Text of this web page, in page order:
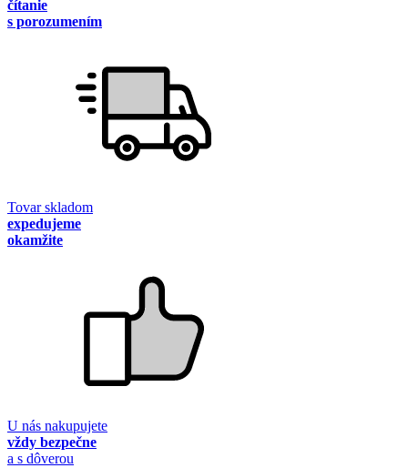
čítanie
s porozumením
Tovar skladom
expedujeme
okamžite
U nás nakupujete
vždy bezpečne
a s dôverou